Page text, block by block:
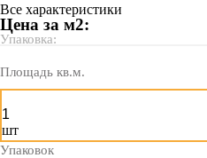
Все характеристики
Цена за м2:
Упаковка:
Площадь кв.м.
шт
Упаковок